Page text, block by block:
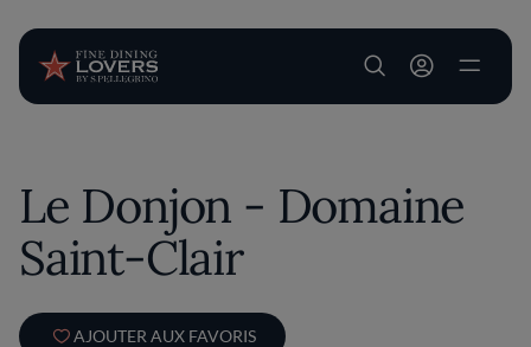
User account
Le Donjon - Domaine
Saint-Clair
AJOUTER AUX FAVORIS